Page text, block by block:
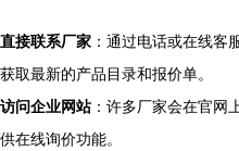
直接联系厂家 ：通过电话或在线客
获取最新的产品目录和报价单。
访问企业网站：许多厂家会在官网
供在线询价功能。